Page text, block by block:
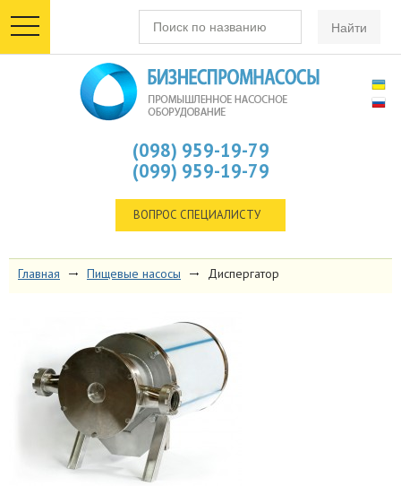
toggle
navigation
(098) 959-19-79
(099) 959-19-79
ВОПРОС СПЕЦИАЛИСТУ
Главная Пищевые насосы Диспергатор